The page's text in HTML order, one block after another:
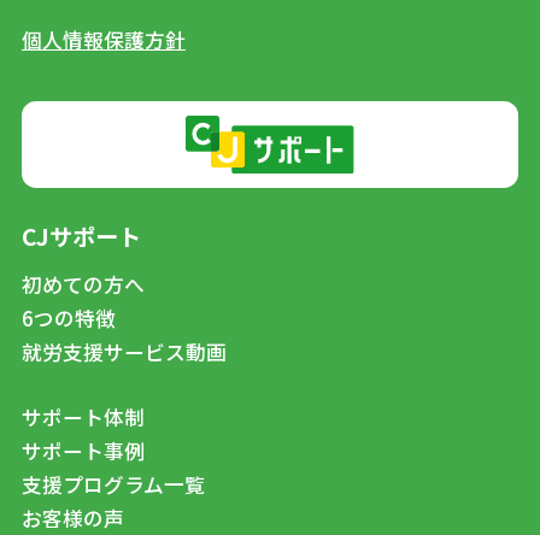
個人情報保護方針
CJサポート
初めての方へ
6つの特徴
就労支援サービス動画
サポート体制
サポート事例
支援プログラム一覧
お客様の声